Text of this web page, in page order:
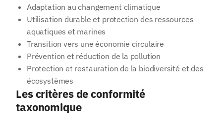
Adaptation au changement climatique
Utilisation durable et protection des ressources
aquatiques et marines
Transition vers une économie circulaire
Prévention et réduction de la pollution
Protection et restauration de la biodiversité et des
écosystèmes
Les critères de conformité
taxonomique